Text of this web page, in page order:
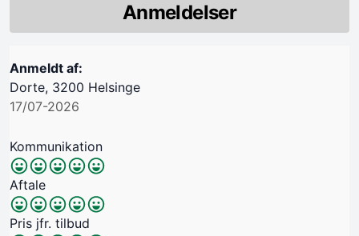
Anmeldelser
Anmeldt af:
Dorte, 3200 Helsinge
17/07-2026
Kommunikation
Aftale
Pris jfr. tilbud